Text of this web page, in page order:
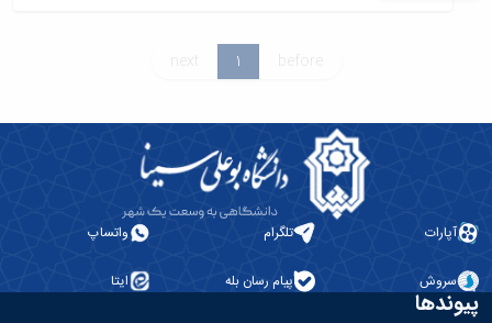
before
1
next
آپارات تلگرام واتساپ
سروش پیام رسان بله ایتا
پیوندها